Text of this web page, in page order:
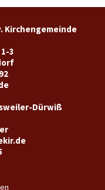
Kirchengemeinde
3
Dürwiß